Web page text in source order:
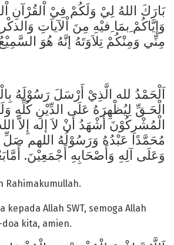
بَارَكَ اللهُ لِيْ وَلَكُمْ فِيْ اْلقُرْآنِ
وَإيَّاكُمْ ِبمَا ِفيْهِ مِنَ اْلآياَتِ
مِنِّي وَمِنْكُمْ تِلاَوَتَهُ إنَّهُ هُوَ
اَلْحَمْدُ لله الَّذِيْ أَرْسَلَ رَسُوْلَهُ
الْحَـقِّ لِيُظْهِرَهُ عَلَى الدِّيْنِ كُلِّهِ
الْمُشْرِكُوْنَ أَشْهَدُ أَنْ لاَ إله إِلاَّ
مُحَمَّدًا عَبْدُهُ وَرَسُوْلُهُ اللهم
وَعَلَى آلِهِ وَأَصْحَابِهِ أَجْمَعِيْنَ.
Rahimakumullah.
kepada Allah SWT, semoga Allah
kita, amien.